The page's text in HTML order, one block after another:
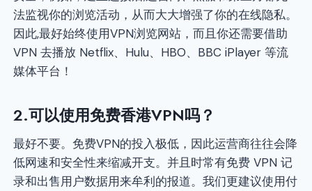
法监视你的浏览活动，从而大大增强了你的在线隐私。
因此,最好始终使用VPN浏览网站，而且你还需要借助
VPN 去播放 Netflix、Hulu、HBO、BBC iPlayer 等流
媒体平台！
2.可以使用免费香港VPN吗？
最好不要。免费VPN的投入极低，因此运营商往往会降
低网速和安全性来缩减开支。并且时常有免费 VPN 记
录和出售用户数据用来牟利的报道。我们更建议使用付